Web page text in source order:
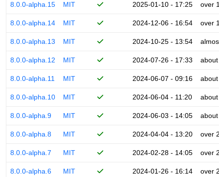
8.0.0-alpha.15 MIT 2025-01-10 - 17:25 over
8.0.0-alpha.14 MIT 2024-12-06 - 16:54 over
8.0.0-alpha.13 MIT 2024-10-25 - 13:54
8.0.0-alpha.12 MIT 2024-07-26 - 17:33
8.0.0-alpha.11 MIT 2024-06-07 - 09:16
8.0.0-alpha.10 MIT 2024-06-04 - 11:20
8.0.0-alpha.9 MIT 2024-06-03 - 14:05
8.0.0-alpha.8 MIT 2024-04-04 - 13:20 over
8.0.0-alpha.7 MIT 2024-02-28 - 14:05 over
8.0.0-alpha.6 MIT 2024-01-26 - 16:14 over